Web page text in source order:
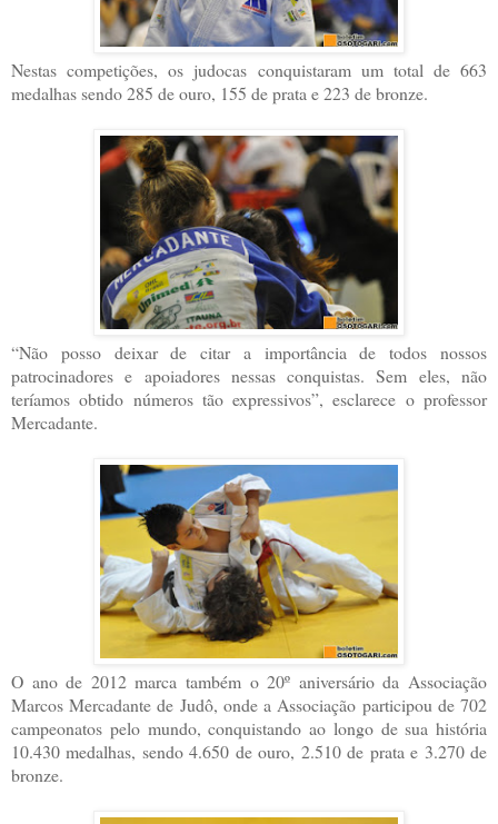
Nestas competições, os judocas conquistaram um total de 663
medalhas sendo 285 de ouro, 155 de prata e 223 de bronze.
“Não posso deixar de citar a importância de todos nossos
patrocinadores e apoiadores nessas conquistas. Sem eles, não
teríamos obtido números tão expressivos”, esclarece o professor
Mercadante.
O ano de 2012 marca também o 20º aniversário da Associação
Marcos Mercadante de Judô, onde a Associação participou de 702
campeonatos pelo mundo, conquistando ao longo de sua história
10.430 medalhas, sendo 4.650 de ouro, 2.510 de prata e 3.270 de
bronze.